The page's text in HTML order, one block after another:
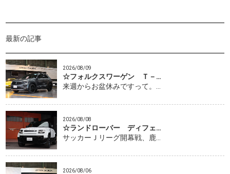
最新の記事
2026/08/09
☆フォルクスワーゲン Ｔ－…
来週からお盆休みですって。…
2026/08/08
☆ランドローバー ディフェ…
サッカーＪリーグ開幕戦、鹿…
2026/08/06